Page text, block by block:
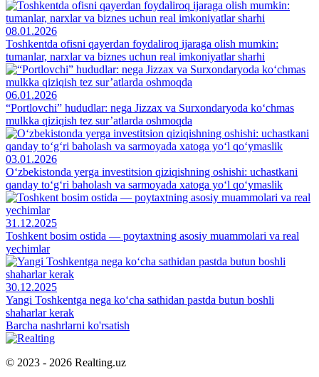
08.01.2026
Toshkentda ofisni qayerdan foydaliroq ijaraga olish mumkin:
tumanlar, narxlar va biznes uchun real imkoniyatlar sharhi
06.01.2026
“Portlovchi” hududlar: nega Jizzax va Surxondaryoda ko‘chmas
mulkka qiziqish tez sur’atlarda oshmoqda
03.01.2026
O‘zbekistonda yerga investitsion qiziqishning oshishi: uchastkani
qanday to‘g‘ri baholash va sarmoyada xatoga yo‘l qo‘ymaslik
31.12.2025
Toshkent bosim ostida — poytaxtning asosiy muammolari va real
yechimlar
30.12.2025
Yangi Toshkentga nega ko‘cha sathidan pastda butun boshli
shaharlar kerak
Barcha nashrlarni ko'rsatish
© 2023 - 2026 Realting.uz